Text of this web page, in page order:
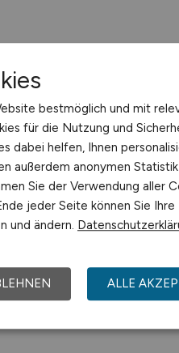
bestmöglich und mit
für die Nutzung und
dabei helfen, Ihnen
außerdem anonymen
Sie der Verwendung aller
jeder Seite können Sie Ihre
und ändern.
ALLE